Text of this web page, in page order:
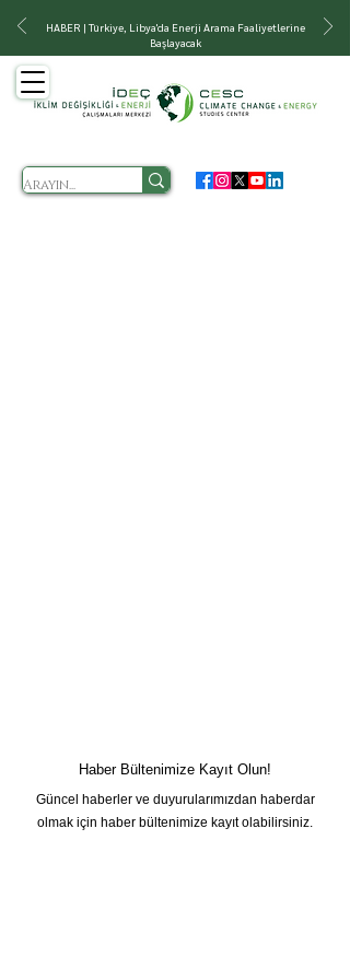
HABER | Türkiye, Libya'da Enerji Arama Faaliyetlerine
Başlayacak
Haber Bültenimize Kayıt Olun!
Güncel haberler ve duyurularımızdan haberdar
olmak için haber bültenimize kayıt olabilirsiniz.